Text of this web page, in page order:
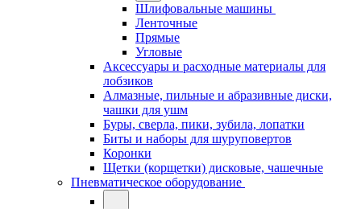
Шлифовальные машины
Ленточные
Прямые
Угловые
Аксессуары и расходные материалы для
лобзиков
Алмазные, пильные и абразивные диски,
чашки для ушм
Буры, сверла, пики, зубила, лопатки
Биты и наборы для шуруповертов
Коронки
Щетки (корщетки) дисковые, чашечные
Пневматическое оборудование